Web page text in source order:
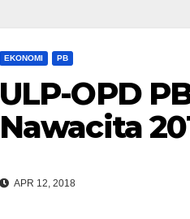
EKONOMI PB
ULP-OPD
Nawacita
APR 12, 2018